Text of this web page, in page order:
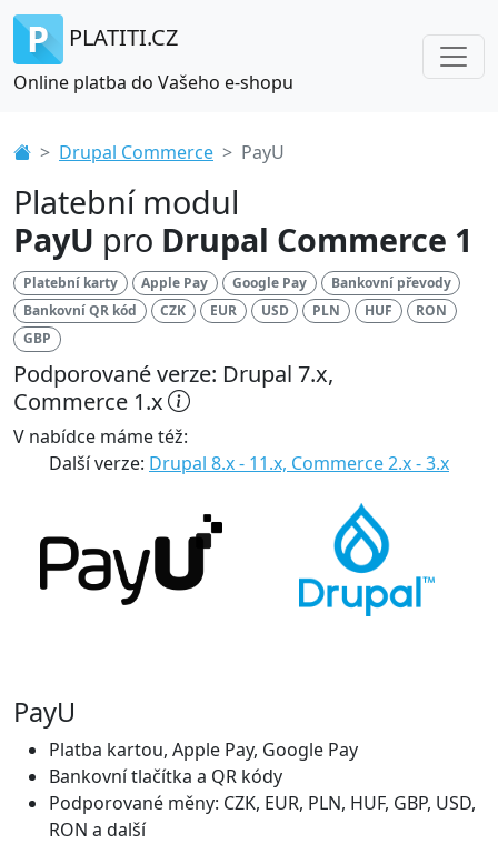
PLATITI.CZ
Online platba do Vašeho e-shopu
Drupal Commerce PayU
Platební modul
PayU pro Drupal Commerce 1
Platební karty Apple Pay Google Pay
Bankovní převody
Bankovní QR kód
CZK EUR USD PLN HUF
RON
GBP
Podporované verze: Drupal 7.x,
Commerce 1.x
V nabídce máme též:
Další verze: Drupal 8.x - 11.x, Commerce 2.x - 3.x
PayU
Platba kartou, Apple Pay, Google Pay
Bankovní tlačítka a QR kódy
Podporované měny: CZK, EUR, PLN, HUF, GBP, USD,
RON a další